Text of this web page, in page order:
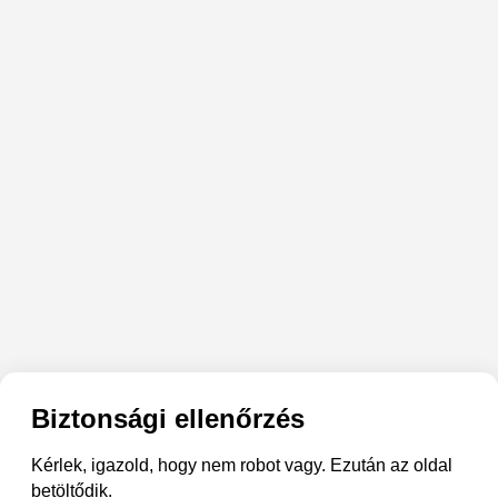
Biztonsági ellenőrzés
Kérlek, igazold, hogy nem robot vagy. Ezután az oldal
betöltődik.